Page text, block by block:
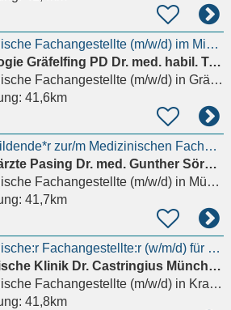
Medizinische Fachangestellte (m/w/d) im Minijob
Neurologie Gräfelfing PD Dr. med. habil. Tobias Rupprecht
Fachangestellte (m/w/d)in Gräfelfing
41,6km
Auszubildende*r zur/m Medizinischen Fachangestellten in der Augenheilkunde
Augenärzte Pasing Dr. med. Gunther Sörgel-Hoegen & Kollegen
Fachangestellte (m/w/d)in München
41,7km
Medizinische:r Fachangestellte:r (w/m/d) für die Notfallambulanz
Urologische Klinik Dr. Castringius München Planegg
Fachangestellte (m/w/d)in Krailling
41,8km